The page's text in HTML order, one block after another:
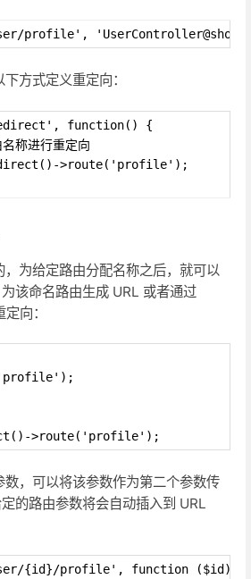
profile',
方式定义重定向：
function() {
称进行重定向
>route('profile');
为给定路由分配名称之后，就可以
为该命名路由生成 URL 或者通过
向：
>route('profile');
，可以将该参数作为第二个参数传
的路由参数将会自动插入到 URL
{id}/profile', function ($id) {